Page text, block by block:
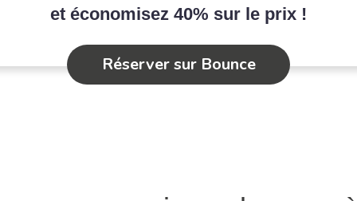
et économisez 40% sur le prix !
Réserver sur Bounce